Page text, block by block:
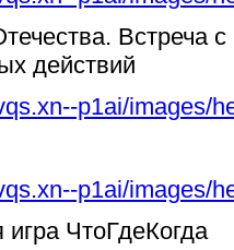
Встреча
действий
p1ai/images/
p1ai/images/
ЧтоГдеКогда